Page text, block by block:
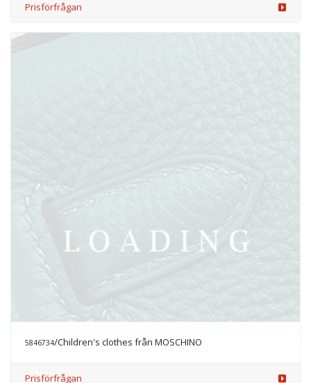
Prisförfrågan
5846734/Children's clothes från MOSCHINO
Prisförfrågan